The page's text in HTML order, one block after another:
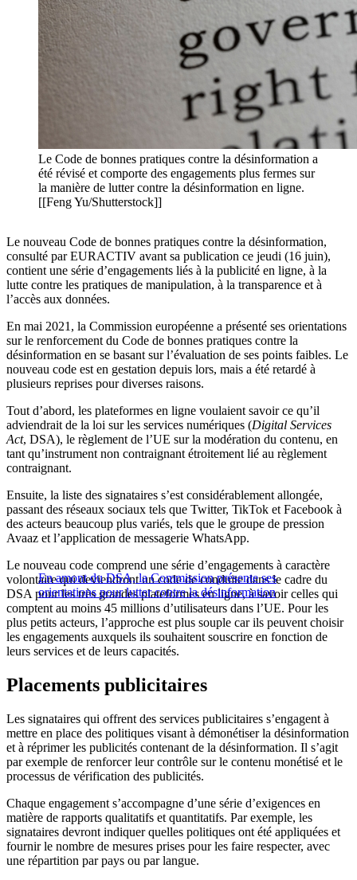
Le Code de bonnes pratiques contre la désinformation a
été révisé et comporte des engagements plus fermes sur
la manière de lutter contre la désinformation en ligne.
[[Feng Yu/Shutterstock]]
Le nouveau Code de bonnes pratiques contre la désinformation,
consulté par EURACTIV avant sa publication ce jeudi (16 juin),
contient une série d’engagements liés à la publicité en ligne, à la
lutte contre les pratiques de manipulation, à la transparence et à
l’accès aux données.
En mai 2021, la Commission européenne a présenté ses orientations
sur le renforcement du Code de bonnes pratiques contre la
désinformation en se basant sur l’évaluation de ses points faibles. Le
nouveau code est en gestation depuis lors, mais a été retardé à
plusieurs reprises pour diverses raisons.
Tout d’abord, les plateformes en ligne voulaient savoir ce qu’il
adviendrait de la loi sur les services numériques (Digital Services
Act, DSA), le règlement de l’UE sur la modération du contenu, en
tant qu’instrument non contraignant étroitement lié au règlement
contraignant.
Ensuite, la liste des signataires s’est considérablement allongée,
passant des réseaux sociaux tels que Twitter, TikTok et Facebook à
des acteurs beaucoup plus variés, tels que le groupe de pression
Avaaz et l’application de messagerie WhatsApp.
En amont du DSA, la Commission présente ses
orientations pour lutter contre la désinformation
Le nouveau code comprend une série d’engagements à caractère
volontaire qui deviendront un code de conduite dans le cadre du
DSA pour les très grandes plateformes en ligne, à savoir celles qui
comptent au moins 45 millions d’utilisateurs dans l’UE. Pour les
plus petits acteurs, l’approche est plus souple car ils peuvent choisir
les engagements auxquels ils souhaitent souscrire en fonction de
leurs services et de leurs capacités.
Placements publicitaires
Les signataires qui offrent des services publicitaires s’engagent à
mettre en place des politiques visant à démonétiser la désinformation
et à réprimer les publicités contenant de la désinformation. Il s’agit
par exemple de renforcer leur contrôle sur le contenu monétisé et le
processus de vérification des publicités.
Chaque engagement s’accompagne d’une série d’exigences en
matière de rapports qualitatifs et quantitatifs. Par exemple, les
signataires devront indiquer quelles politiques ont été appliquées et
fournir le nombre de mesures prises pour les faire respecter, avec
une répartition par pays ou par langue.